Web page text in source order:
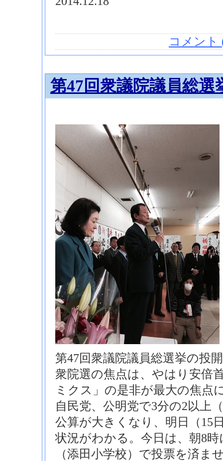
コメント
第47回衆議院議員総選
第47回衆議院議員総選挙の投
衆院選の焦点は、やはり安倍
ミクス」の是非が最大の焦点
自民党、公明党で3分の2以上
公算が大きくなり、明日（15
状況がわかる。今日は、朝8
（添田小学校）で投票を済ま